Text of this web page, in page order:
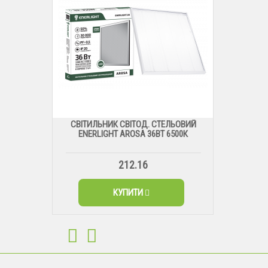
СВІТИЛЬНИК СВІТОД. СТЕЛЬОВИЙ
ENERLIGHT AROSA 36ВТ 6500К
212.16
КУПИТИ